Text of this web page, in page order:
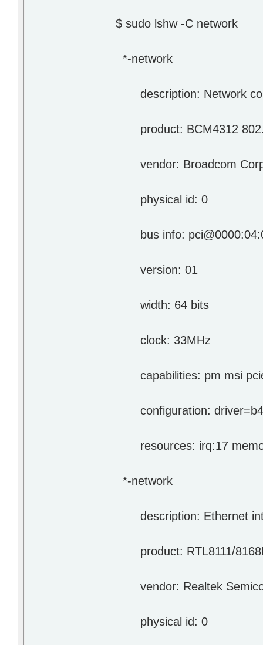
$ sudo lshw -C network
*-network
description: Network
product: BCM4312
vendor: Broadcom
physical id: 0
bus info:
version: 01
width: 64 bits
clock: 33MHz
capabilities: pm msi
configuration:
resources: irq:17
*-network
description: Ethernet
product: RTL8111/
vendor: Realtek
physical id: 0